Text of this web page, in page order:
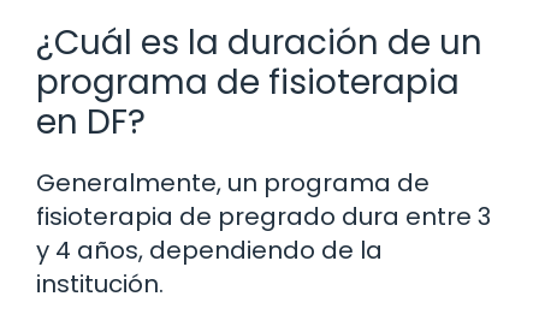
¿Cuál es la duración de un
programa de fisioterapia
en DF?
Generalmente, un programa de
fisioterapia de pregrado dura entre 3
y 4 años, dependiendo de la
institución.